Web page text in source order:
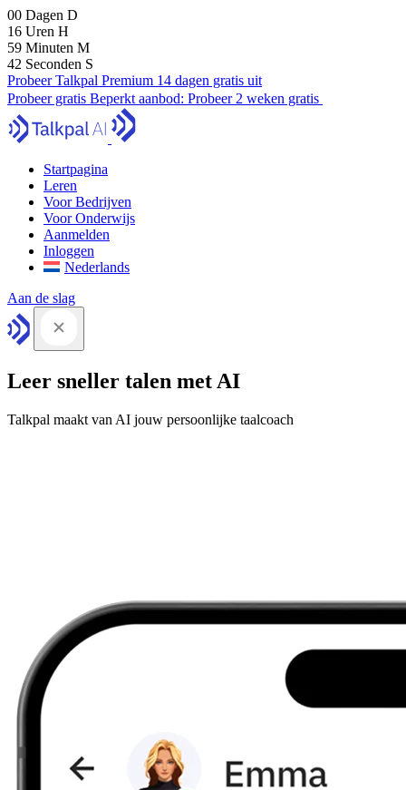
00 Dagen D
16 Uren H
59 Minuten M
41 Seconden S
Probeer Talkpal Premium 14 dagen gratis uit
Probeer gratis Beperkt aanbod: Probeer 2 weken gratis
Startpagina
Leren
Voor Bedrijven
Voor Onderwijs
Aanmelden
Inloggen
Nederlands
Aan de slag
Leer sneller talen met AI
Talkpal maakt van AI jouw persoonlijke taalcoach